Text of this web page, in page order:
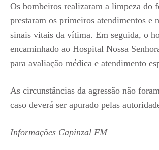
Os bombeiros realizaram a limpeza do
prestaram os primeiros atendimentos e
sinais vitais da vítima. Em seguida, o
encaminhado ao Hospital Nossa
para avaliação médica e atendimento
As circunstâncias da agressão não
caso deverá ser apurado pelas
Informações Capinzal FM